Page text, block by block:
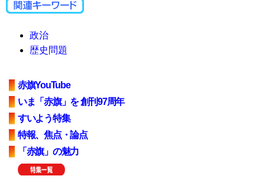
政治
歴史問題
赤旗YouTube
いま「赤旗」を 創刊97周年
すいよう特集
特報、焦点・論点
「赤旗」の魅力